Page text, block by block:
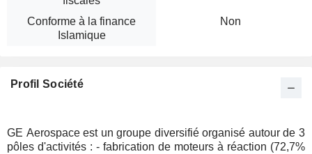
Conforme à la finance
Islamique
Non
Profil Société
GE Aerospace est un groupe diversifié organisé autour de 3
pôles d'activités : - fabrication de moteurs à réaction (72,7%